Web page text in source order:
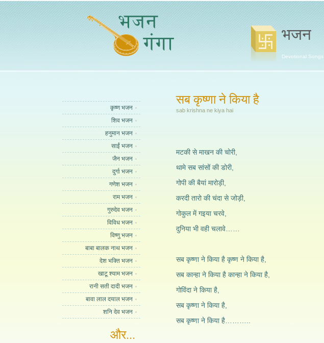
भजन
Devotional Songs
कृष्ण भजन
शिव भजन
हनुमान भजन
साईं भजन
जैन भजन
दुर्गा भजन
गणेश भजन
राम भजन
गुरुदेव भजन
विविध भजन
विष्णु भजन
बाबा बालक नाथ भजन
देश भक्ति भजन
खाटू श्याम भजन
रानी सती दादी भजन
बावा लाल दयाल भजन
शनि देव भजन
और...
सब कृष्णा ने किया है
sab krishna ne kiya hai
मटकी से माखन की चोरी,
थामे सब सांसों की डोरी,
गोपी की बैयां मारोड़ी,
करदी तारो की चंदा से जोड़ी,
गोकुल में गइया चरवे,
दुनिया भी वही चलावे……
सब कृष्णा ने किया है कृष्ण ने किया है,
सब कान्हा ने किया है कान्हा ने किया है,
गोविंदा ने किया है,
सब कृष्णा ने किया है,
सब कृष्णा ने किया है………..